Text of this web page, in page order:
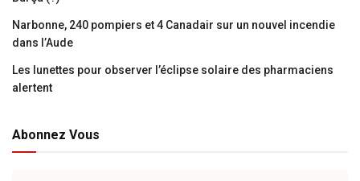
Narbonne, 240 pompiers et 4 Canadair sur un nouvel incendie
dans l’Aude
Les lunettes pour observer l’éclipse solaire des pharmaciens
alertent
Abonnez Vous